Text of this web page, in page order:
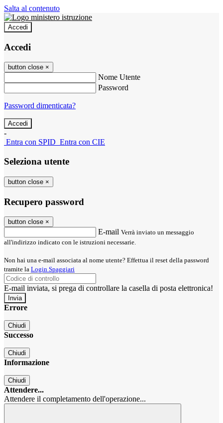
Salta al contenuto
Accedi
Accedi
button close ×
Nome Utente
Password
Password dimenticata?
-
Entra con SPID Entra con CIE
Seleziona utente
button close ×
Recupero password
button close ×
E-mail Verrà inviato un messaggio
all'indirizzo indicato con le istruzioni necessarie.
Non hai una e-mail associata al nome utente? Effettua il reset della password
tramite la Login Spaggiari
E-mail inviata, si prega di controllare la casella di posta elettronica!
Errore
Chiudi
Successo
Chiudi
Informazione
Chiudi
Attendere...
Attendere il completamento dell'operazione...